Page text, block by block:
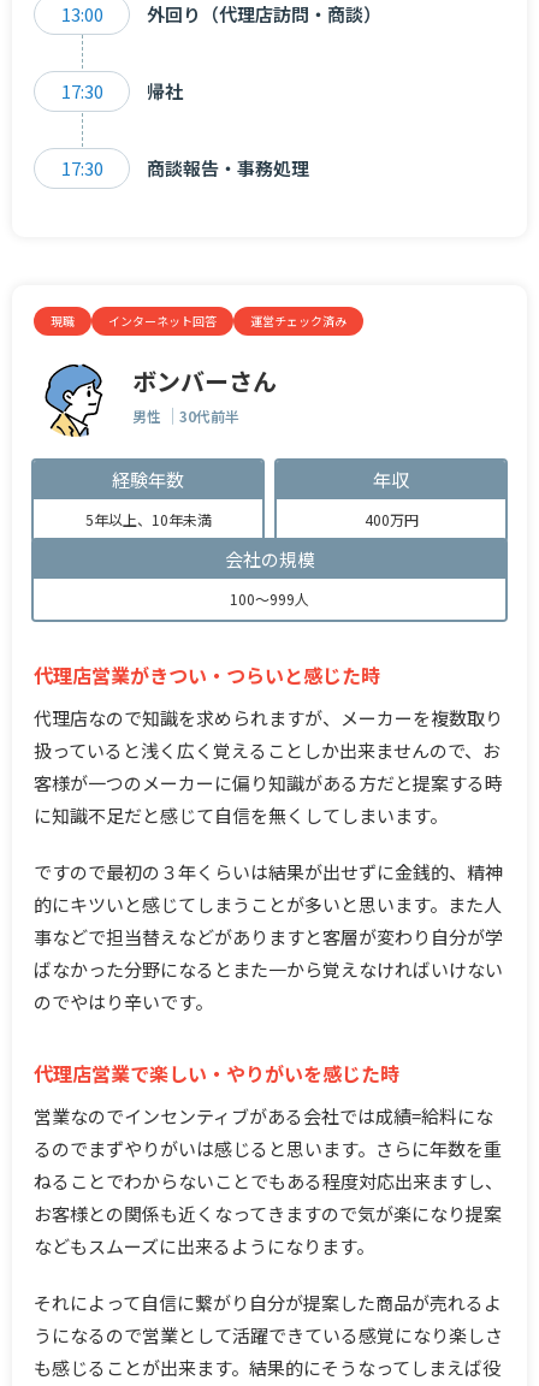
13:00 外回り（代理店訪問・商談）
17:30 帰社
17:30 商談報告・事務処理
現職 インターネット回答 運営チェック済み
ボンバーさん
男性 30代前半
経験年数
5年以上、10年未満
年収
400万円
会社の規模
100～999人
代理店営業がきつい・つらいと感じた時
代理店なので知識を求められますが、メーカーを複数取り
扱っていると浅く広く覚えることしか出来ませんので、お
客様が一つのメーカーに偏り知識がある方だと提案する時
に知識不足だと感じて自信を無くしてしまいます。
ですので最初の３年くらいは結果が出せずに金銭的、精神
的にキツいと感じてしまうことが多いと思います。また人
事などで担当替えなどがありますと客層が変わり自分が学
ばなかった分野になるとまた一から覚えなければいけない
のでやはり辛いです。
代理店営業で楽しい・やりがいを感じた時
営業なのでインセンティブがある会社では成績=給料にな
るのでまずやりがいは感じると思います。さらに年数を重
ねることでわからないことでもある程度対応出来ますし、
お客様との関係も近くなってきますので気が楽になり提案
などもスムーズに出来るようになります。
それによって自信に繋がり自分が提案した商品が売れるよ
うになるので営業として活躍できている感覚になり楽しさ
も感じることが出来ます。結果的にそうなってしまえば役